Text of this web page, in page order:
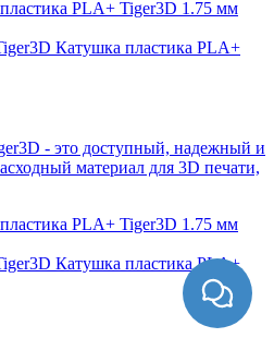
Катушка пластика PLA+
- это доступный, надежный и
материал для 3D печати,
Катушка пластика PLA+